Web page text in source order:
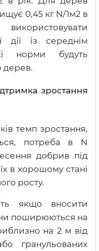
0,45 кг N/1м2 в
дії із середнім
норми будуть
дерев.
зростання
темп зростання,
потреба в N
добрив під
в хорошому стані
росту.
якщо вносити
поширюються на
на 2 м від
гранульованих